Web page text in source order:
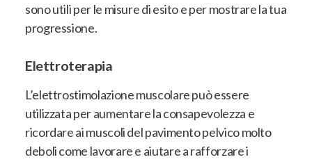
sono utili per le misure di esito e per mostrare la tua
progressione.
Elettroterapia
L’elettrostimolazione muscolare può essere
utilizzata per aumentare la consapevolezza e
ricordare ai muscoli del pavimento pelvico molto
deboli come lavorare e aiutare a rafforzare i